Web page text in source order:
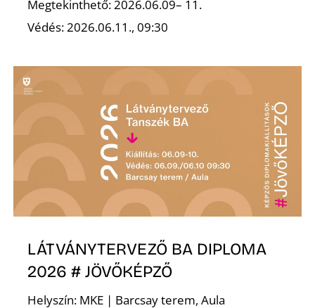
Megtekinthető: 2026.06.09– 11.
Védés: 2026.06.11., 09:30
LÁTVÁNYTERVEZŐ BA DIPLOMA
2026 # JÖVŐKÉPZŐ
Helyszín: MKE | Barcsay terem, Aula